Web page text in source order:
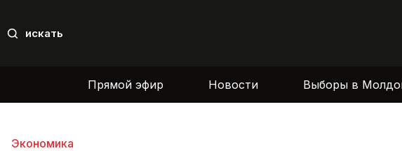
искать
Прямой эфир Новости Выборы в
Экономика